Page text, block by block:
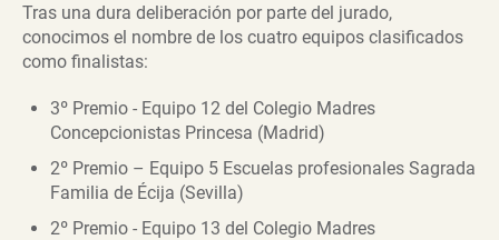
Tras una dura deliberación por parte del jurado,
conocimos el nombre de los cuatro equipos clasificados
como finalistas:
3º Premio - Equipo 12 del Colegio Madres
Concepcionistas Princesa (Madrid)
2º Premio – Equipo 5 Escuelas profesionales Sagrada
Familia de Écija (Sevilla)
2º Premio - Equipo 13 del Colegio Madres